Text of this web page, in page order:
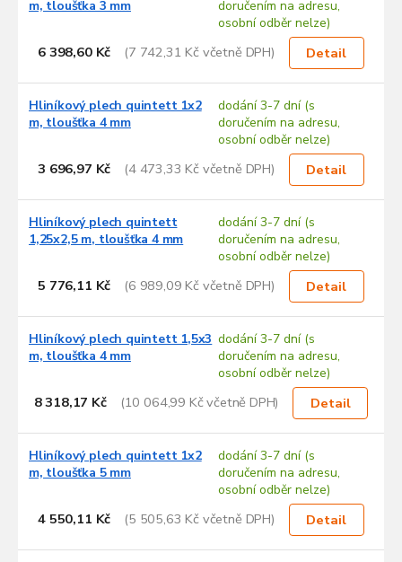
m, tloušťka 3 mm
doručením na adresu,
osobní odběr nelze)
6 398,60 Kč (7 742,31 Kč včetně DPH) Detail
Hliníkový plech quintett 1x2
m, tloušťka 4 mm
dodání 3-7 dní (s
doručením na adresu,
osobní odběr nelze)
3 696,97 Kč (4 473,33 Kč včetně DPH) Detail
Hliníkový plech quintett
1,25x2,5 m, tloušťka 4 mm
dodání 3-7 dní (s
doručením na adresu,
osobní odběr nelze)
5 776,11 Kč (6 989,09 Kč včetně DPH) Detail
Hliníkový plech quintett 1,5x3
m, tloušťka 4 mm
dodání 3-7 dní (s
doručením na adresu,
osobní odběr nelze)
8 318,17 Kč (10 064,99 Kč včetně DPH) Detail
Hliníkový plech quintett 1x2
m, tloušťka 5 mm
dodání 3-7 dní (s
doručením na adresu,
osobní odběr nelze)
4 550,11 Kč (5 505,63 Kč včetně DPH) Detail